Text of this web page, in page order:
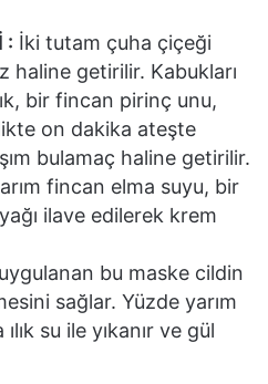
: İki tutam çuha çiçeği
haline getirilir. Kabukları
bir fincan pirinç unu,
on dakika ateşte
bulamaç haline getirilir.
fincan elma suyu, bir
ilave edilerek krem
bu maske cildin
sağlar. Yüzde yarım
su ile yıkanır ve gül